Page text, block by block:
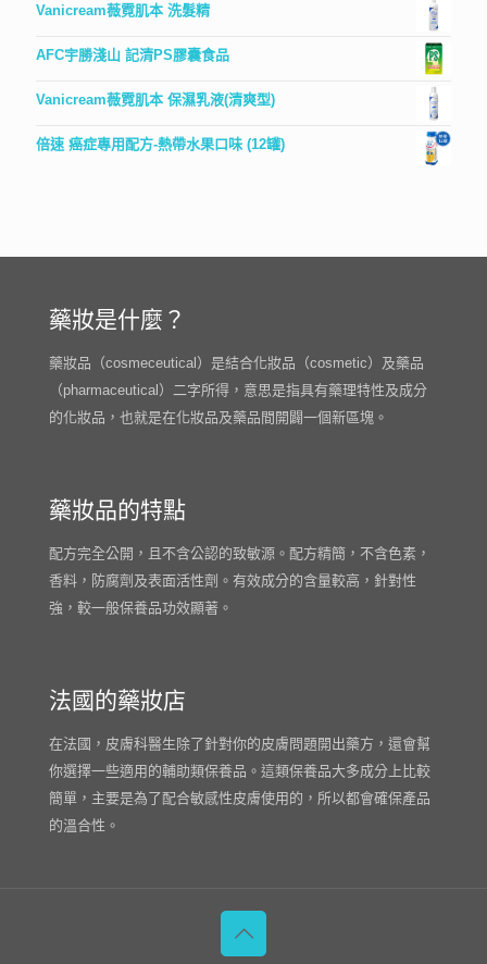
Vanicream薇霓肌本 洗髮精
AFC宇勝淺山 記清PS膠囊食品
Vanicream薇霓肌本 保濕乳液(清爽型)
倍速 癌症專用配方-熱帶水果口味 (12罐)
藥妝是什麼？
藥妝品（cosmeceutical）是結合化妝品（cosmetic）及藥品
（pharmaceutical）二字所得，意思是指具有藥理特性及成分
的化妝品，也就是在化妝品及藥品間開闢一個新區塊。
藥妝品的特點
配方完全公開，且不含公認的致敏源。配方精簡，不含色素，
香料，防腐劑及表面活性劑。有效成分的含量較高，針對性
強，較一般保養品功效顯著。
法國的藥妝店
在法國，皮膚科醫生除了針對你的皮膚問題開出藥方，還會幫
你選擇一些適用的輔助類保養品。這類保養品大多成分上比較
簡單，主要是為了配合敏感性皮膚使用的，所以都會確保產品
的溫合性。